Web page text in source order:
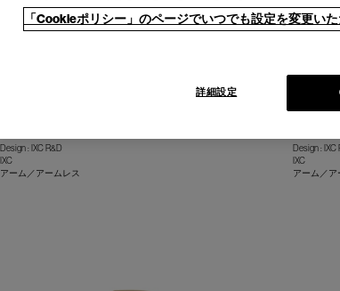
Design : IXC R&D
IXC
アーム／アームレス
Design : IXC
IXC
アーム／ア
「Cookieポリシー」のページでいつでも設定を変更い
詳細設定